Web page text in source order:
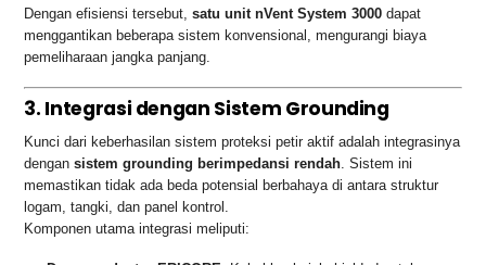
Dengan efisiensi tersebut,satu unit nVent System 3000 dapat
menggantikan beberapa sistem konvensional, mengurangi biaya
pemeliharaan jangka panjang.
3. Integrasi dengan Sistem Grounding
Kunci dari keberhasilan sistem proteksi petir aktif adalah integrasinya
dengansistem grounding berimpedansi rendah. Sistem ini
memastikan tidak ada beda potensial berbahaya di antara struktur
logam, tangki, dan panel kontrol.
Komponen utama integrasi meliputi: